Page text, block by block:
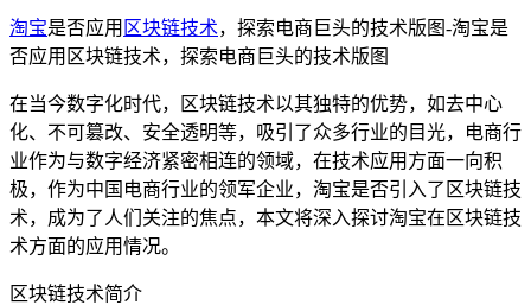
淘宝是否应用 区块链技术，探索电商巨头的技术版图-淘宝是
否应用区块链技术，探索电商巨头的技术版图
在当今数字化时代，区块链技术以其独特的优势，如去中心
化、不可篡改、安全透明等，吸引了众多行业的目光，电商行
业作为与数字经济紧密相连的领域，在技术应用方面一向积
极，作为中国电商行业的领军企业，淘宝是否引入了区块链技
术，成为了人们关注的焦点，本文将深入探讨淘宝在区块链技
术方面的应用情况。
区块链技术简介